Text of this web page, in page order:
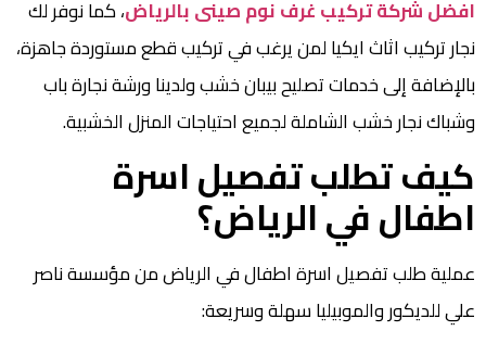
افضل شركة تركيب غرف نوم صينى بالرياض، كما نوفر لك
نجار تركيب اثاث ايكيا لمن يرغب في تركيب قطع مستوردة جاهزة،
بالإضافة إلى خدمات تصليح بيبان خشب ولدينا ورشة نجارة باب
وشباك نجار خشب الشاملة لجميع احتياجات المنزل الخشبية.
كيف تطلب تفصيل اسرة
اطفال في الرياض؟
عملية طلب تفصيل اسرة اطفال في الرياض من مؤسسة ناصر
علي للديكور والموبيليا سهلة وسريعة: